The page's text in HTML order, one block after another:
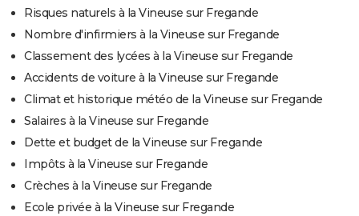
Risques naturels à la Vineuse sur Fregande
Nombre d'infirmiers à la Vineuse sur Fregande
Classement des lycées à la Vineuse sur Fregande
Accidents de voiture à la Vineuse sur Fregande
Climat et historique météo de la Vineuse sur Fregande
Salaires à la Vineuse sur Fregande
Dette et budget de la Vineuse sur Fregande
Impôts à la Vineuse sur Fregande
Crèches à la Vineuse sur Fregande
Ecole privée à la Vineuse sur Fregande